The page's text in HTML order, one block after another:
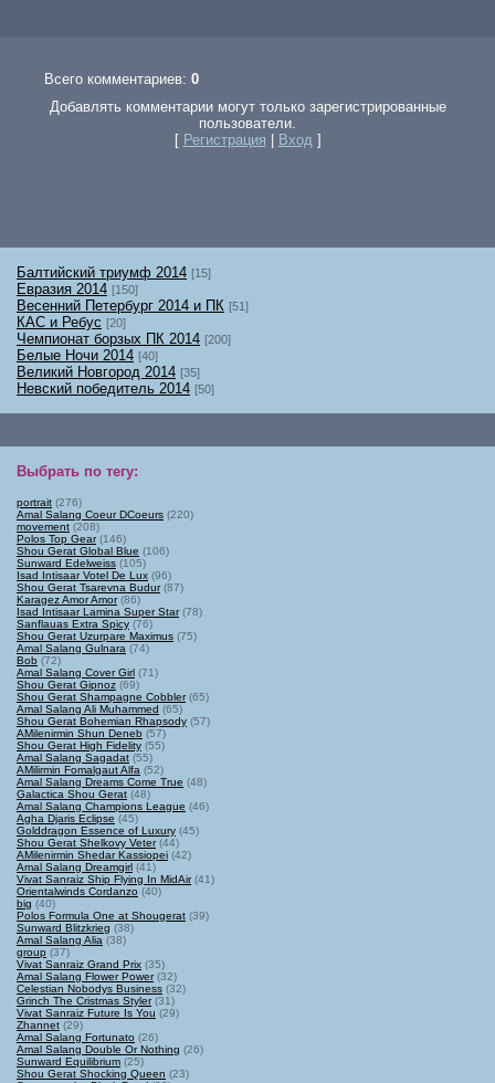
Всего комментариев: 0
Добавлять комментарии могут только зарегистрированные
пользователи.
[ Регистрация Вход]
Балтийский триумф 2014 [15]
Евразия 2014 [150]
Весенний Петербург 2014 и ПК [51]
КАС и Ребус [20]
Чемпионат борзых ПК 2014 [200]
Белые Ночи 2014 [40]
Великий Новгород 2014 [35]
Невский победитель 2014 [50]
Выбрать по тегу:
portrait (276)
Amal Salang Coeur DCoeurs (220)
movement (208)
Polos Top Gear(146)
Shou Gerat Global Blue (106)
Sunward Edelweiss (105)
Isad Intisaar Votel De Lux (96)
Shou Gerat Tsarevna Budur(87)
Karagez Amor Amor(86)
Isad Intisaar Lamina Super Star(78)
Sanflauas Extra Spicy (76)
Shou Gerat Uzurpare Maximus (75)
Amal Salang Gulnara (74)
Bob (72)
Amal Salang Cover Girl (71)
Shou Gerat Gipnoz (69)
Shou Gerat Shampagne Cobbler(65)
Amal Salang Ali Muhammed (65)
Shou Gerat Bohemian Rhapsody (57)
AMilenirmin Shun Deneb (57)
Shou Gerat High Fidelity (55)
Amal Salang Sagadat (55)
AMilirmin Fomalgaut Alfa (52)
Amal Salang Dreams Come True (48)
Galactica Shou Gerat (48)
Amal Salang Champions League (46)
Agha Djaris Eclipse (45)
Golddragon Essence of Luxury (45)
Shou Gerat Shelkovy Veter(44)
AMilenirmin Shedar Kassiopei (42)
Amal Salang Dreamgirl (41)
Vivat Sanraiz Ship Flying In MidAir(41)
Orientalwinds Cordanzo (40)
big (40)
Polos Formula One at Shougerat (39)
Sunward Blitzkrieg (38)
Amal Salang Alia (38)
group (37)
Vivat Sanraiz Grand Prix (35)
Amal Salang Flower Power(32)
Celestian Nobodys Business (32)
Grinch The Cristmas Styler(31)
Vivat Sanraiz Future Is You (29)
Zhannet (29)
Amal Salang Fortunato (26)
Amal Salang Double Or Nothing (26)
Sunward Equilibrium (25)
Shou Gerat Shocking Queen (23)